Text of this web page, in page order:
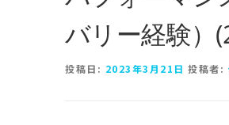
バリー経験）
投稿日: 2023年3月21日 投稿者: